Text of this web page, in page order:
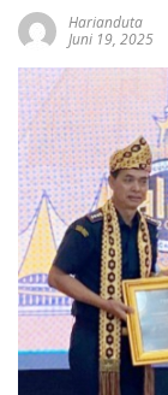
Harianduta
Juni 19, 2025